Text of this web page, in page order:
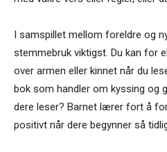
I samspillet mellom foreldre og
stemmebruk viktigst. Du kan for
over armen eller kinnet når du
bok som handler om kyssing og
dere leser? Barnet lærer fort å
positivt når dere begynner så